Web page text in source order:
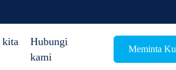
kita
Hubungi
kami
Meminta